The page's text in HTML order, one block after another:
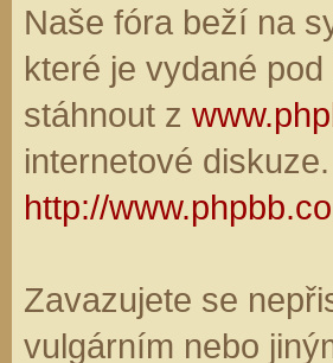
Naše fóra beží na
které je vydané pod
stáhnout z
internetové
http://
Zavazujete se
vulgárním nebo